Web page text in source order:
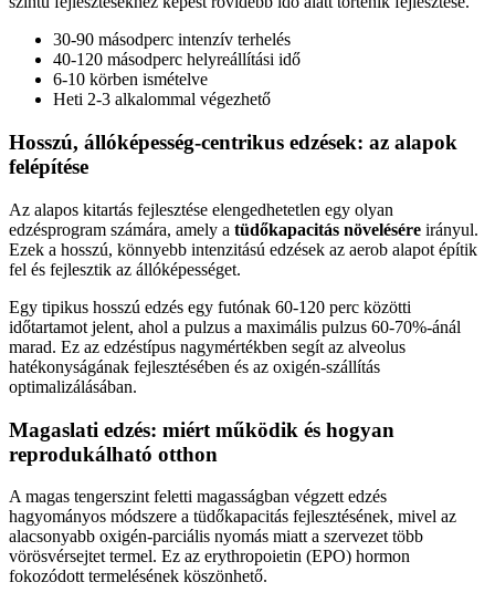
30-90 másodperc intenzív terhelés
40-120 másodperc helyreállítási idő
6-10 körben ismételve
Heti 2-3 alkalommal végezhető
Hosszú, állóképesség-centrikus edzések: az alapok
felépítése
Az alapos kitartás fejlesztése elengedhetetlen egy olyan
edzésprogram számára, amely a tüdőkapacitás növelésére irányul.
Ezek a hosszú, könnyebb intenzitású edzések az aerob alapot építik
fel és fejlesztik az állóképességet.
Egy tipikus hosszú edzés egy futónak 60-120 perc közötti
időtartamot jelent, ahol a pulzus a maximális pulzus 60-70%-ánál
marad. Ez az edzéstípus nagymértékben segít az alveolus
hatékonyságának fejlesztésében és az oxigén-szállítás
optimalizálásában.
Magaslati edzés: miért működik és hogyan
reprodukálható otthon
A magas tengerszint feletti magasságban végzett edzés
hagyományos módszere a tüdőkapacitás fejlesztésének, mivel az
alacsonyabb oxigén-parciális nyomás miatt a szervezet több
vörösvérsejtet termel. Ez az erythropoietin (EPO) hormon
fokozódott termelésének köszönhető.